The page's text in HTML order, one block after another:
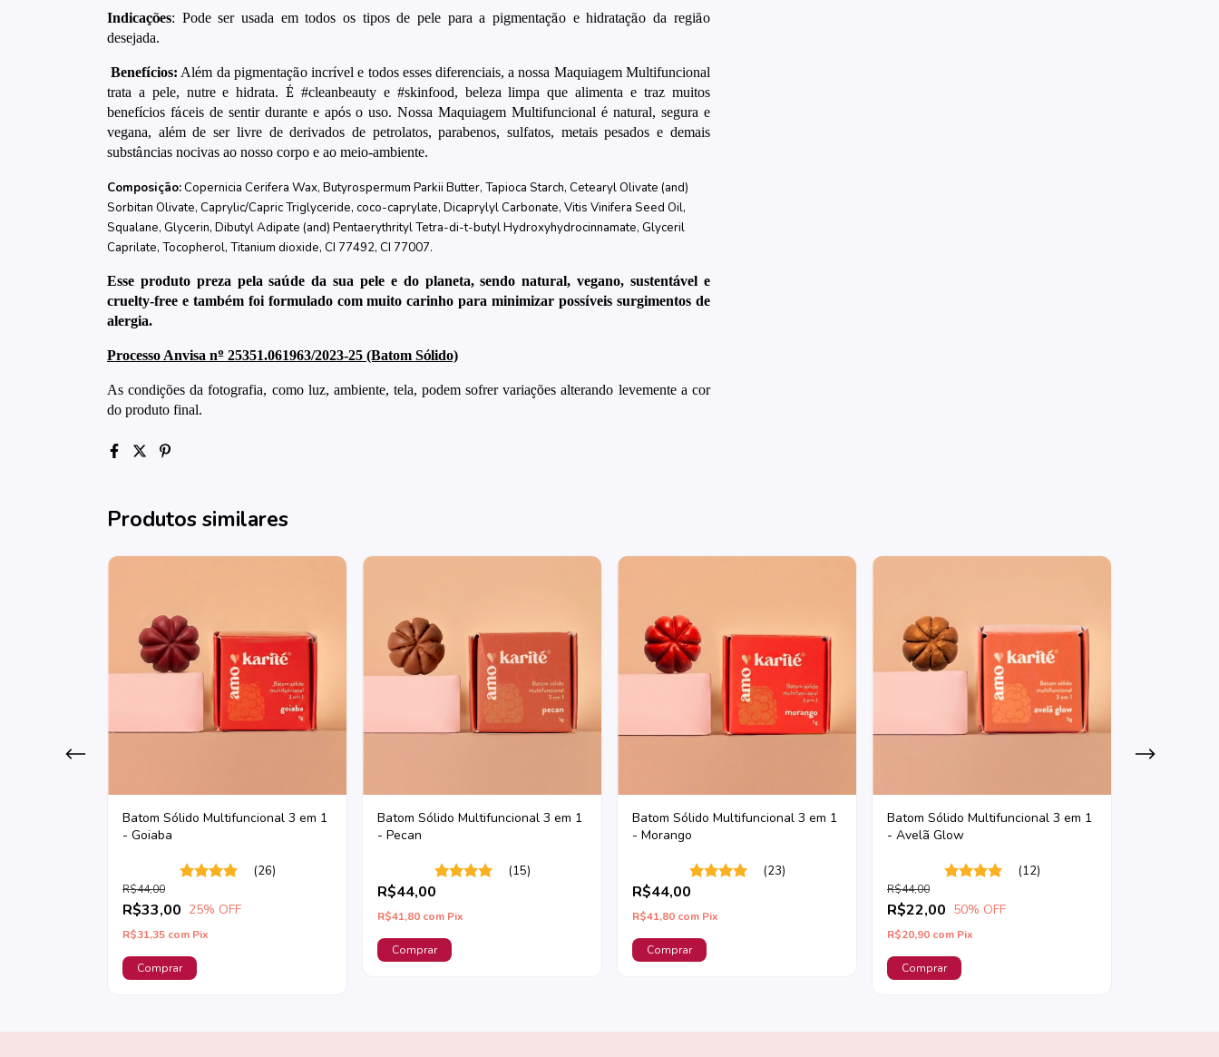
Indicações: Pode ser usada em todos os tipos de pele para a pigmentação e hidratação da região
desejada.
Benefícios: Além da pigmentação incrível e todos esses diferenciais, a nossa Maquiagem Multifuncional
trata a pele, nutre e hidrata.É #cleanbeauty e #skinfood, beleza limpa que alimenta e traz muitos
benefícios fáceis de sentir durante e após o uso. Nossa Maquiagem Multifuncionalé natural, segura e
vegana, além de ser livre de derivados de petrolatos, parabenos, sulfatos, metais pesados e demais
substâncias nocivas ao nosso corpo e ao meio-ambiente.
Composição:Copernicia Cerifera Wax, Butyrospermum Parkii Butter, Tapioca Starch, Cetearyl Olivate (and)
Sorbitan Olivate, Caprylic/Capric Triglyceride, coco-caprylate, Dicaprylyl Carbonate, Vitis Vinifera Seed Oil,
Squalane, Glycerin, Dibutyl Adipate (and) Pentaerythrityl Tetra-di-t-butyl Hydroxyhydrocinnamate, Glyceril
Caprilate, Tocopherol, Titanium dioxide, CI 77492, CI 77007.
Esse produto preza pela saúde da sua pele e do planeta, sendo natural, vegano, sustentável e
cruelty-free e também foi formulado com muito carinho para minimizar possíveis surgimentos de
alergia.
Processo Anvisa nº 25351.061963/2023-25 (Batom Sólido)
As condições da fotografia, como luz, ambiente, tela, podem sofrer variações alterando levemente a cor
do produto final.
Produtos similares
Batom Sólido Multifuncional 3 em 1
- Goiaba
(26)
R$33,00
R$44,00
25% OFF
R$31,35 com Pix
Batom Sólido Multifuncional 3 em 1
- Pecan
(15)
R$44,00
R$41,80 com Pix
Batom Sólido Multifuncional 3 em 1
- Morango
(23)
R$44,00
R$41,80 com Pix
Batom Sólido Multifuncional 3 em 1
- Avelã Glow
(12)
R$22,00
R$44,00
50% OFF
R$20,90 com Pix